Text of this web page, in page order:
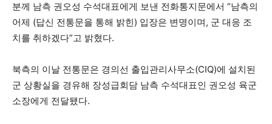
분께 남측 권오성 수석대표에게 보낸 전화통지문에서 “남측의
어제 (답신 전통문을 통해 밝힌) 입장은 변명이며, 군 대응 조
치를 취하겠다”고 밝혔다.
북측의 이날 전통문은 경의선 출입관리사무소(CIQ)에 설치된
군 상황실을 경유해 장성급회담 남측 수석대표인 권오성 육군
소장에게 전달됐다.